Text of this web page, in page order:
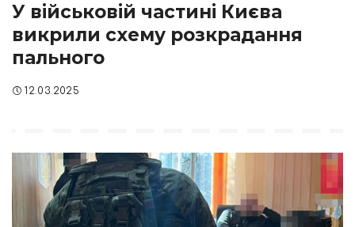
У військовій частині Києва
викрили схему розкрадання
пального
12.03.2025